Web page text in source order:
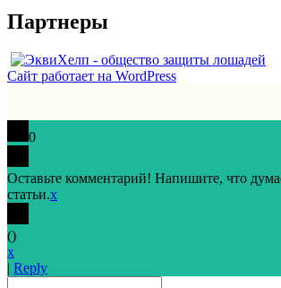
Партнеры
Сайт работает на WordPress
0
Оставьте комментарий! Напишите, что
статьи.x
()
x
| Reply